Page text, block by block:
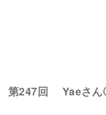
第247回 Yaeさ